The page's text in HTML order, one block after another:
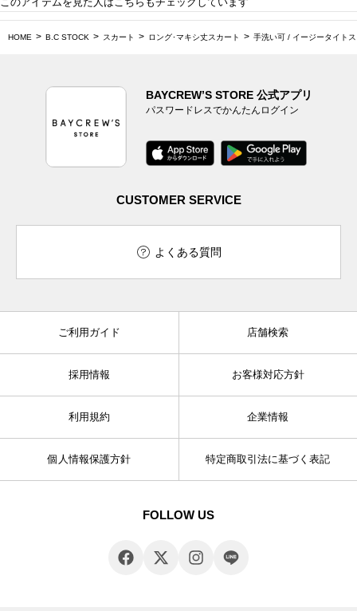
HOME B.C STOCK スカート ロング･マキシ丈スカート 手洗い可 / イージータイト
BAYCREW’S STORE 公式アプリ
パスワードレスでかんたんログイン
CUSTOMER SERVICE
よくある質問
ご利用ガイド 店舗検索
採用情報 お客様対応方針
利用規約 企業情報
個人情報保護方針 特定商取引法に基づく表記
FOLLOW US